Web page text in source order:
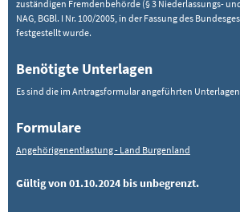
zuständigen Fremdenbehörde (§ 3 Niederlassungs-
NAG, BGBl. I Nr. 100/2005, in der Fassung des
festgestellt wurde.
Benötigte Unterlagen
Es sind die im Antragsformular angeführten
Formulare
Angehörigenentlastung - Land Burgenland
Gültig von 01.10.2024 bis unbegrenzt.